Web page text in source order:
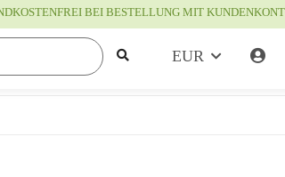
BEI BESTELLUNG MIT
EUR